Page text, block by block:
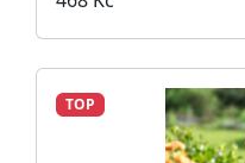
TOP